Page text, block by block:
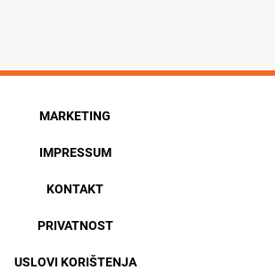
MARKETING
IMPRESSUM
KONTAKT
PRIVATNOST
USLOVI KORIŠTENJA